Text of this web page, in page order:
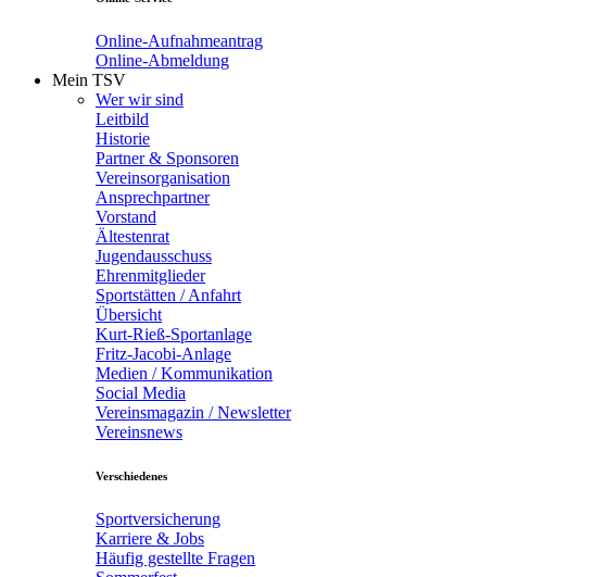
Online-Aufnahmeantrag
Online-Abmeldung
Mein TSV
Wer wir sind
Leitbild
Historie
Partner & Sponsoren
Vereinsorganisation
Ansprechpartner
Vorstand
Ältestenrat
Jugendausschuss
Ehrenmitglieder
Sportstätten / Anfahrt
Übersicht
Kurt-Rieß-Sportanlage
Fritz-Jacobi-Anlage
Medien / Kommunikation
Social Media
Vereinsmagazin / Newsletter
Vereinsnews
Verschiedenes
Sportversicherung
Karriere & Jobs
Häufig gestellte Fragen